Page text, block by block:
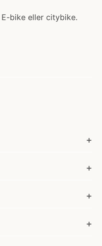
E-bike eller citybike.